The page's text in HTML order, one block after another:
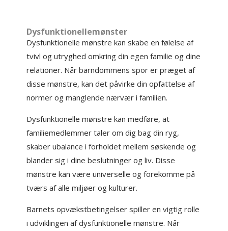
Dysfunktionellemønster
Dysfunktionelle mønstre kan skabe en følelse af
tvivl og utryghed omkring din egen familie og dine
relationer. Når barndommens spor er præget af
disse mønstre, kan det påvirke din opfattelse af
normer og manglende nærvær i familien.
Dysfunktionelle mønstre kan medføre, at
familiemedlemmer taler om dig bag din ryg,
skaber ubalance i forholdet mellem søskende og
blander sig i dine beslutninger og liv. Disse
mønstre kan være universelle og forekomme på
tværs af alle miljøer og kulturer.
Barnets opvækstbetingelser spiller en vigtig rolle
i udviklingen af dysfunktionelle mønstre. Når